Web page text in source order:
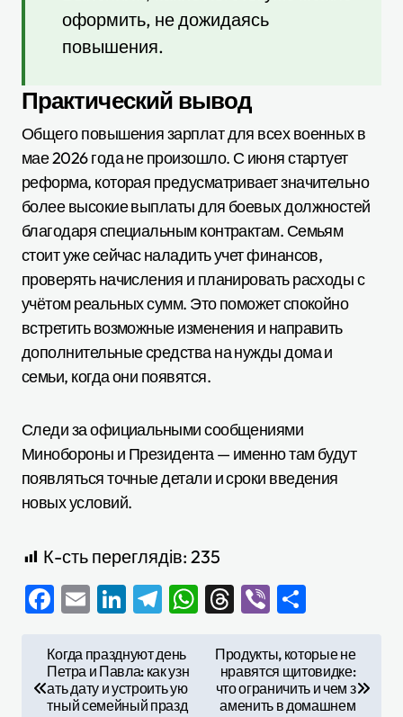
оформить, не дожидаясь
повышения.
Практический вывод
Общего повышения зарплат для всех военных в
мае 2026 года не произошло. С июня стартует
реформа, которая предусматривает значительно
более высокие выплаты для боевых должностей
благодаря специальным контрактам. Семьям
стоит уже сейчас наладить учет финансов,
проверять начисления и планировать расходы с
учётом реальных сумм. Это поможет спокойно
встретить возможные изменения и направить
дополнительные средства на нужды дома и
семьи, когда они появятся.
Следи за официальными сообщениями
Минобороны и Президента — именно там будут
появляться точные детали и сроки введения
новых условий.
К-сть переглядів: 235
Facebook
EmailLinkedIn
Telegram
WhatsApp
Threads
Viber
Когда празднуют день
Петра и Павла: как узн
ать дату и устроить ую
тный семейный празд
Продукты, которые не
нравятся щитовидке:
что ограничить и чем з
аменить в домашнем